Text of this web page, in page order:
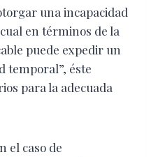
una incapacidad
en términos de la
puede expedir un
temporal”, éste
para la adecuada
el caso de